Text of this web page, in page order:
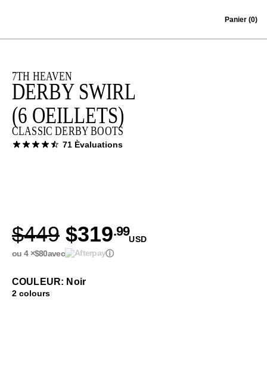
Panier (0)
7TH HEAVEN
DERBY SWIRL
(6 OEILLETS)
CLASSIC DERBY BOOTS
71 Èvaluations
$449 $319.99
USD
ou 4 ×$80avec ⓘ
COULEUR: Noir
2 colours